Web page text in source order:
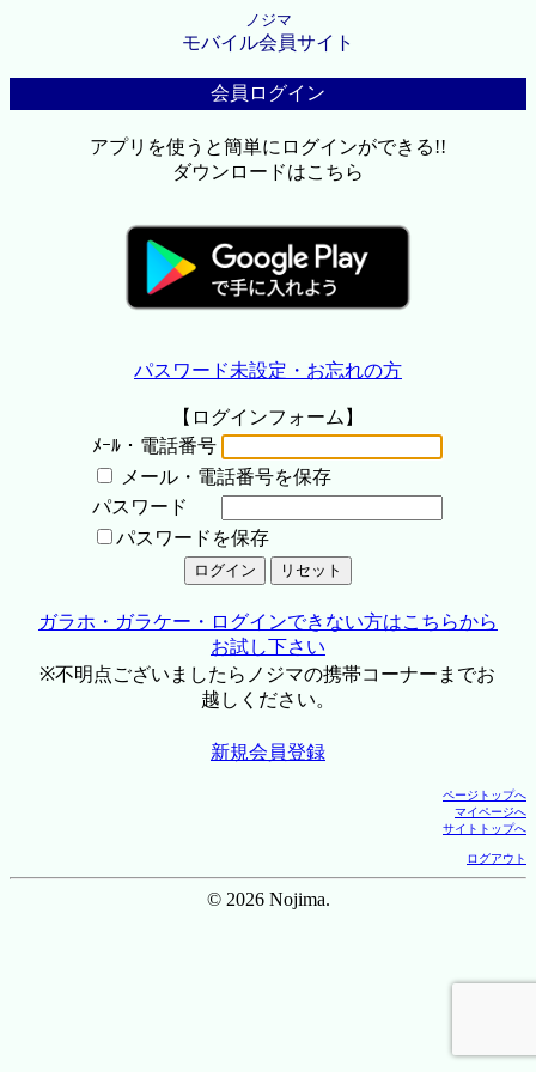
ノジマ
モバイル会員サイト
会員ログイン
アプリを使うと簡単にログインができる!!
ダウンロードはこちら
パスワード未設定・お忘れの方
【ログインフォーム】
ﾒｰﾙ・電話番号
メール・電話番号を保存
パスワード
パスワードを保存
ガラホ・ガラケー・ログインできない方はこちらから
お試し下さい
※不明点ございましたらノジマの携帯コーナーまでお
越しください。
新規会員登録
ページトップへ
マイページへ
サイトトップへ
ログアウト
© 2026 Nojima.